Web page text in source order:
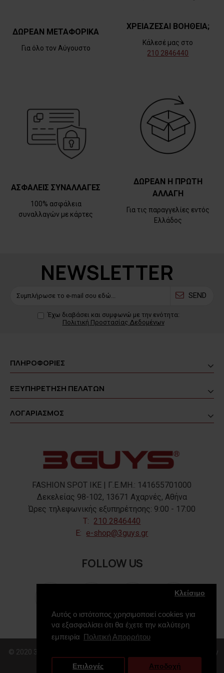
Αυτός ο ιστότοπος χρησιμοποιεί cookies για
να εξασφαλίσει ότι θα έχετε την καλύτερη
εμπειρία Πολιτική Απορρήτου
Κλείσιμο
Επιλογές Αποδοχή
ΔΩΡΕΑΝ ΜΕΤΑΦΟΡΙΚΑ
Για όλο τον Αύγουστο
ΧΡΕΙΑΖΕΣΑΙ ΒΟΗΘΕΙΑ;
Κάλεσέ μας στο
210 2846440
ΑΣΦΑΛΕΙΣ ΣΥΝΑΛΛΑΓΕΣ
100% ασφάλεια
συναλλαγών με κάρτες
ΔΩΡΕΑΝ Η ΠΡΩΤΗ
ΑΛΛΑΓΗ
Για τις παραγγελίες εντός
Ελλάδος
NEWSLETTER
SEND
Έχω διαβάσει και συμφωνώ με την ενότητα:
Πολιτική Προστασίας Δεδομένων
ΠΛΗΡΟΦΟΡΙΕΣ
ΕΞΥΠΗΡΕΤΗΣΗ ΠΕΛΑΤΩΝ
ΛΟΓΑΡΙΑΣΜΟΣ
FASHION SPOT IKE | Γ.Ε.ΜΗ.: 141655701000
Δεκελείας 98-102, 13671 Αχαρνές, Αθήνα
Ώρες τηλεφωνικής εξυπηρέτησης: 9:00 - 17:00
T: 210 2846440
E: e-shop@3guys.gr
FOLLOW US
© 2020 3GUYS, All Rights Reserved. Web Design & Development by